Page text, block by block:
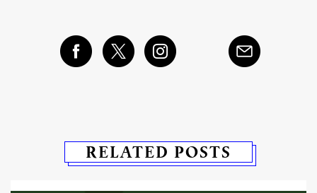
RELATED POSTS